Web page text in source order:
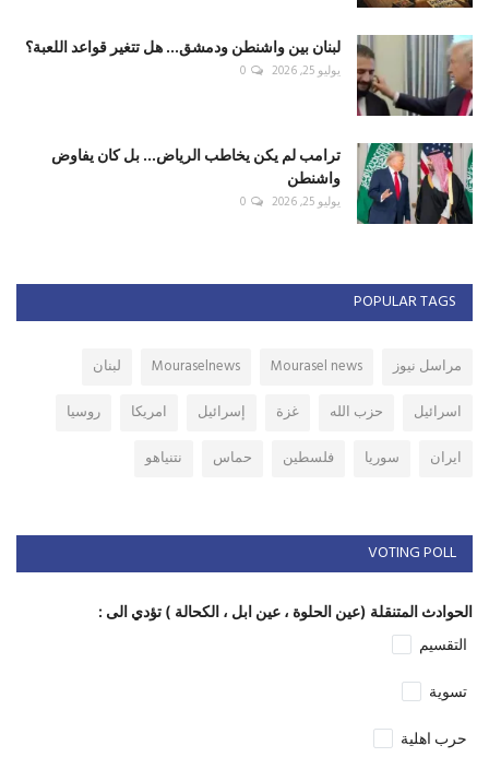
لبنان بين واشنطن ودمشق... هل تتغير قواعد اللعبة؟
يوليو 25, 2026 0
ترامب لم يكن يخاطب الرياض... بل كان يفاوض
واشنطن
يوليو 25, 2026 0
POPULAR TAGS
مراسل نيوز Mourasel news
Mouraselnews
لبنان
اسرائيل
حزب الله غزة إسرائيل امريكا
روسيا
ايران
سوريا فلسطين حماس نتنياهو
VOTING POLL
الحوادث المتنقلة (عين الحلوة ، عين ابل ، الكحالة ) تؤدي الى :
التقسيم
تسوية
حرب اهلية